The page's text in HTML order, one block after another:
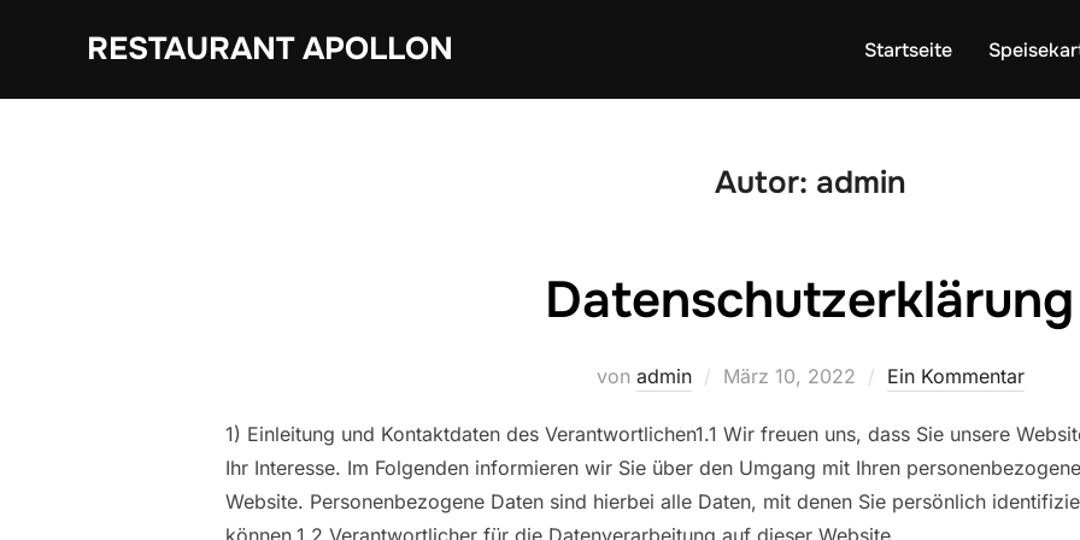
RESTAURANT APOLLON Startseite
Autor: admin
Datenschutzerklärung
von admin
Veröffentlicht
März 10, 2022 Ein Kommentar
1) Einleitung und Kontaktdaten des Verantwortlichen1.1 Wir freuen uns, dass Sie unsere
Ihr Interesse. Im Folgenden informieren wir Sie über den Umgang mit Ihren
Website. Personenbezogene Daten sind hierbei alle Daten, mit denen Sie persönlich
können.1.2 Verantwortlicher für die Datenverarbeitung auf dieser Website …